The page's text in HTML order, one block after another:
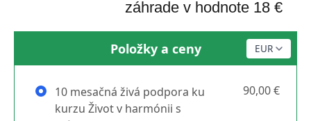
záhrade v hodnote 18 €
Položky a ceny
10 mesačná živá podpora ku
kurzu Život v harmónii s
90,00 €